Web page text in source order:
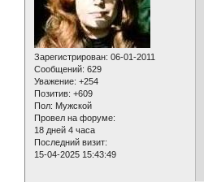
Зарегистрирован: 06-01-2011
Сообщений: 629
Уважение: +254
Позитив: +609
Пол: Мужской
Провел на форуме:
18 дней 4 часа
Последний визит:
15-04-2025 15:43:49